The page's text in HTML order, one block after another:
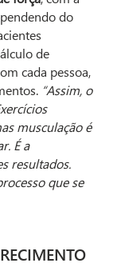
do
de
cada pessoa,
“Assim, o
musculação é
É a
resultados.
que se